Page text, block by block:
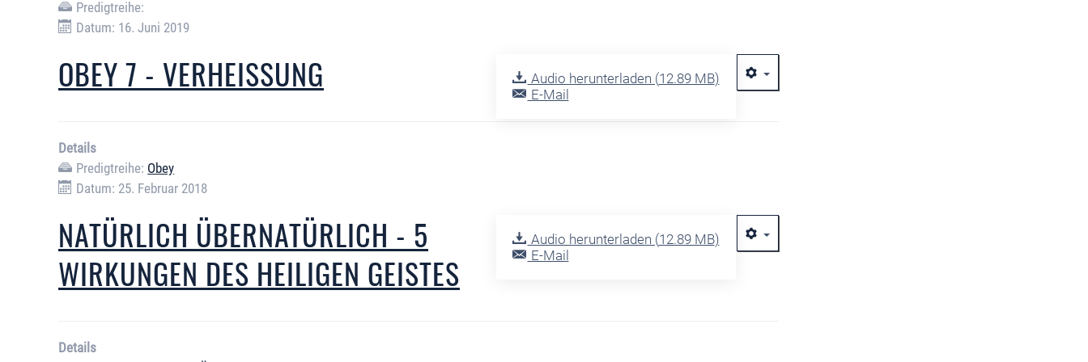
Predigtreihe:
Datum: 16. Juni 2019
Audio herunterladen (12.89 MB)
E-Mail
OBEY 7 - VERHEISSUNG
Details
Predigtreihe: Obey
Datum: 25. Februar 2018
Audio herunterladen (12.89 MB)
E-Mail
NATÜRLICH ÜBERNATÜRLICH - 5
WIRKUNGEN DES HEILIGEN GEISTES
Details